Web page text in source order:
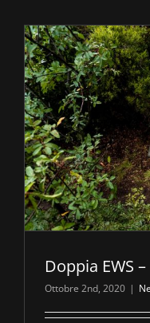
Doppia EWS
Ottobre 2nd, 2020 |